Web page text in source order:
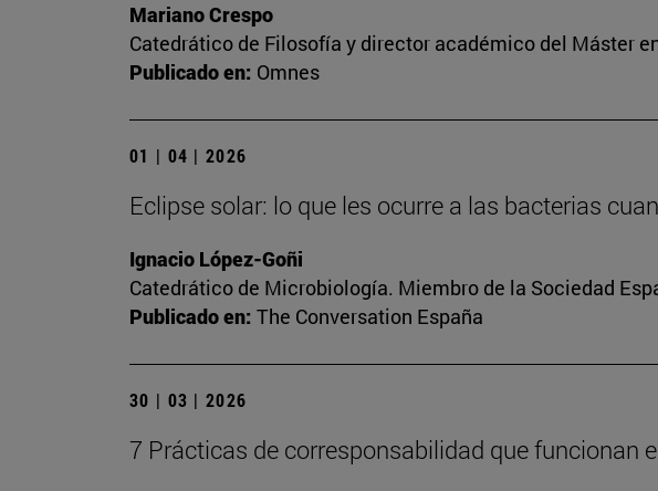
Mariano Crespo
Catedrático de Filosofía y director académico del Máster
Publicado en: Omnes
01 | 04 | 2026
Eclipse solar: lo que les ocurre a las bacterias
Ignacio López-Goñi
Catedrático de Microbiología. Miembro de la Sociedad
Publicado en: The Conversation España
30 | 03 | 2026
7 Prácticas de corresponsabilidad que funcionan